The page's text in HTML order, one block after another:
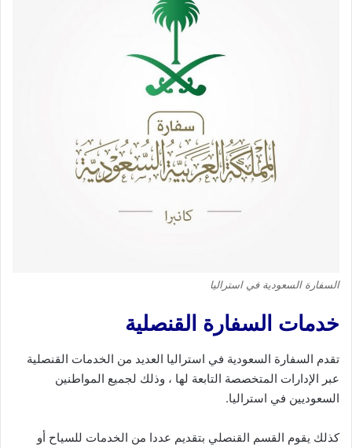
السفارة السعودية في استراليا
خدمات السفارة القنصلية
تقدم السفارة السعودية في استراليا العديد من الخدمات القنصلية
عبر الإدارات المتخصصة التابعة لها ، وذلك لجميع المواطنين
السعوديين في استراليا.
كذلك يقوم القسم القنصلي بتقديم عددا من الخدمات للسياح أو